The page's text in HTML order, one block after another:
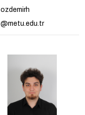
ozdemirh
@metu.edu.tr